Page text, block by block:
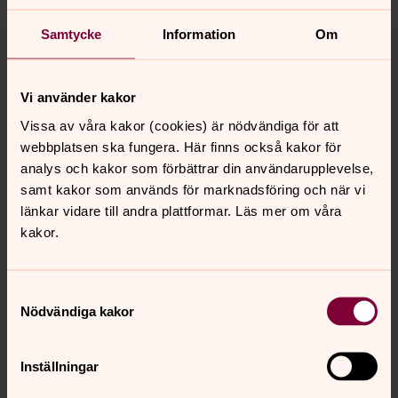
Samtycke Information Om
Vi använder kakor
Vissa av våra kakor (cookies) är nödvändiga för att
webbplatsen ska fungera. Här finns också kakor för
analys och kakor som förbättrar din användarupplevelse,
samt kakor som används för marknadsföring och när vi
länkar vidare till andra plattformar. Läs mer om våra
kakor.
Nödvändiga kakor
Inställningar
oss/personuppgifter#medlem
Vilka personuppgifter behandlar vi?
De uppgifter vi behandlar om dig är huvudsakligen
namn, personnummer, dop/medlemskap, adress och
ibland telefonnummer och e-postadress.
Hur länge behandlar vi personuppgifterna?
Om du lämnar Svenska kyrkan gallras dina
utträden ur Svenska kyrkan bevaras dock för
arkivändamål. Beroende på hur du engagerat dig i vår
verksamhet kan det finnas vissa personuppgifter som
sparas på andra håll, exempelvis foton eller uppgifter om